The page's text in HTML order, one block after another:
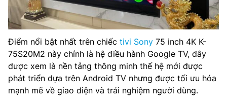
Điểm nổi bật nhất trên chiếc tivi Sony 75 inch 4K K-
75S20M2 này chính là hệ điều hành Google TV, đây
được xem là nền tảng thông minh thế hệ mới được
phát triển dựa trên Android TV nhưng được tối ưu hóa
mạnh mẽ về giao diện và trải nghiệm người dùng.